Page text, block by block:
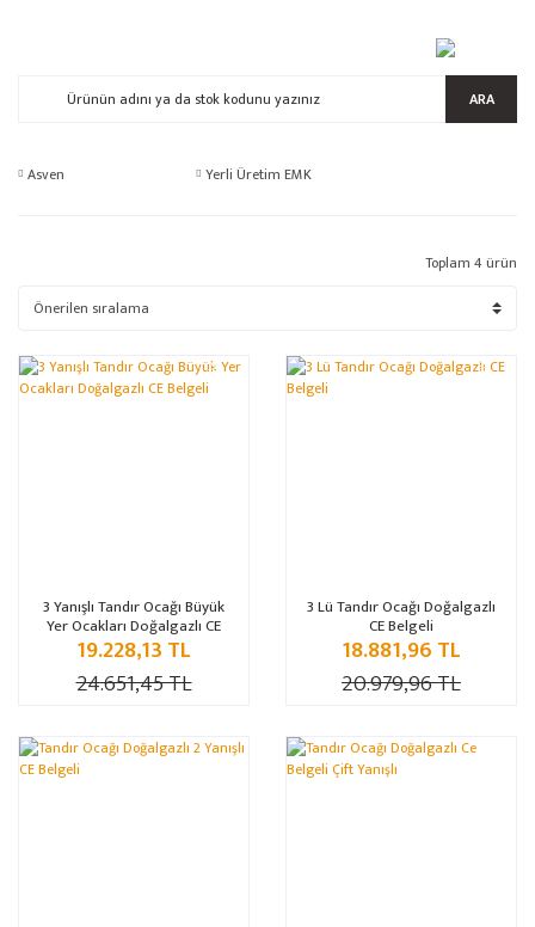
ARA
Asven Yerli Üretim EMK
Toplam 4 ürün
%22
3 Yanışlı Tandır Ocağı Büyük
Yer Ocakları Doğalgazlı CE
Belgeli
19.228,13 TL
24.651,45 TL
%10
3 Lü Tandır Ocağı Doğalgazlı
CE Belgeli
18.881,96 TL
20.979,96 TL
%10